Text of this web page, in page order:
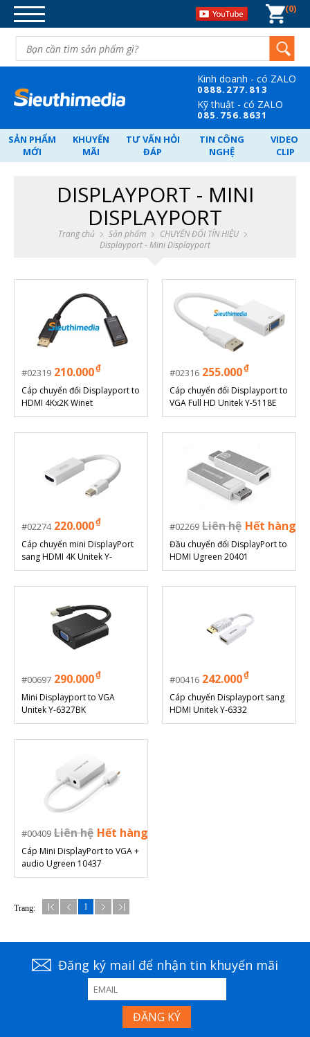
DANH MỤC SẢN PHẨM
DÂY CÁP TÍN HIỆU
BỘ CHIA TÍN HIỆU
CHUYỂN ĐỐI TÍN HIỆU
MẠNG-WIFI-MÁY TÍNH-ĐIỆN
NGUỒN POE - SWITCH - VẬT TƯ.
NGHE NHÌN-GIẢI TRÍ.
QUÀ TẶNG DOANH NGHIỆP
0
Kinh doanh - có ZALO
0888.277.813
Kỹ thuật - có ZALO
085.756.8631
SẢN PHẨM
MỚI
KHUYẾN
MÃI
TƯ VẤN HỎI
ĐÁP
TIN CÔNG
NGHỆ
VIDEO
CLIP
DISPLAYPORT - MINI
DISPLAYPORT
Trang chủ Sản phẩm
CHUYỂN ĐỐI TÍN HIỆU
Displayport - Mini Displayport
02319 210.000₫
Cáp chuyển đổi Displayport to
HDMI 4Kx2K Winet
02316 255.000₫
Cáp chuyển đổi Displayport to
VGA Full HD Unitek Y-5118E
02274 220.000₫
Cáp chuyển mini DisplayPort
sang HDMI 4K Unitek Y-
6345WH
02269 Liên hệ Hết hàng
Đầu chuyển đổi DisplayPort to
HDMI Ugreen 20401
00697 290.000₫
Mini Displayport to VGA
Unitek Y-6327BK
00416 242.000₫
Cáp chuyển Displayport sang
HDMI Unitek Y-6332
00409 Liên hệ Hết hàng
Cáp Mini DisplayPort to VGA +
audio Ugreen 10437
Trang: 1
Đăng ký mail để nhận tin khuyến mãi